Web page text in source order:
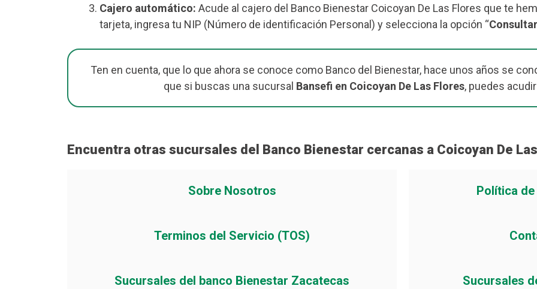
Cajero automático: Acude al cajero del Banco Bienestar Coicoyan De Las Flores que te
tarjeta, ingresa tu NIP (Número de identificación Personal) y selecciona la opción “
Ten en cuenta, que lo que ahora se conoce como Banco del Bienestar, hace unos años se
que si buscas una sucursal Bansefi en Coicoyan De Las Flores, puedes
Encuentra otras sucursales del Banco Bienestar cercanas a Coicoyan De
Sobre Nosotros Política
Terminos del Servicio (TOS)
Sucursales del banco Bienestar Zacatecas Sucursales